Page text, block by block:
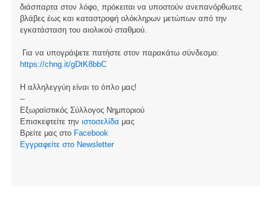
διάσπαρτα στον λόφο, πρόκειται να υποστούν ανεπανόρθωτες
βλάβες έως και καταστροφή ολόκληρων μετώπων από την
εγκατάσταση του αιολικού σταθμού.
Για να υπογράψετε πατήστε στον παρακάτω σύνδεσμο:
https://chng.it/gDtK8bbC
Η αλληλεγγύη είναι το όπλο μας!
--
Εξωραϊστικός Σύλλογος Νημποριού
Επισκεφτείτε την ιστοσελίδα μας
Βρείτε μας στο Facebook
Eγγραφείτε στο Newsletter